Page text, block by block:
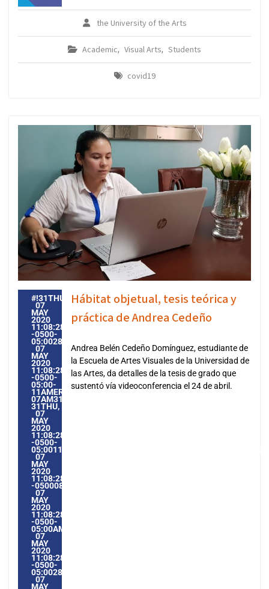
the University of the Arts
Academic, Visual Arts, Students
covid19
#!31THU,
07
MAY
2020
11:08:28
-0500-
05:002831#31THU,
07
MAY
2020
11:08:28
-0500-
05:00-
11AMERICA/GUAYAQUIL3131AMERICA/GUAYAQUIL202031
07AM31AM-
31THU,
07
MAY
2020
11:08:28
-0500-
05:0011AMERICA/GUAYAQUIL3131AMERICA/
07
MAY
2020
11:08:28
-05000811085AMTHURSDAY=1009#!31THU,
07
MAY
2020
11:08:28
-0500-
05:00AMERICA/GUAYAQUIL5#MAY#!31THU,
07
MAY
2020
11:08:28
-0500-
05:002831#/31THU,
07
MAY
Hábitat objetual, tesis teórica y
práctica de Andrea Cedeño
Andrea Belén Cedeño Domínguez, estudiante de
la Escuela de Artes Visuales de la Universidad de
las Artes, da detalles de la tesis de grado que
sustentó vía videoconferencia el 24 de abril.